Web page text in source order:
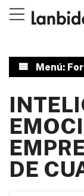
Menú:
DE